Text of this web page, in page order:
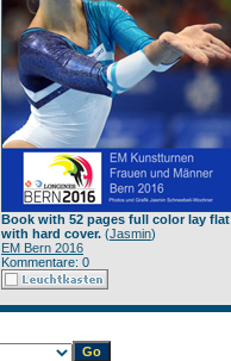
Book with 52 pages full color lay flat
with hard cover. (Jasmin)
EM Bern 2016
Kommentare: 0